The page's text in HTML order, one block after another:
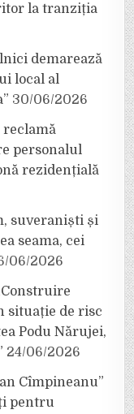
la tranziția
demarează
local al
30/06/2026
reclamă
personalul
rezidențială
suveraniști și
seama, cei
06/2026
situație de risc
Podu Nărujei,
24/06/2026
Cîmpineanu”
pentru